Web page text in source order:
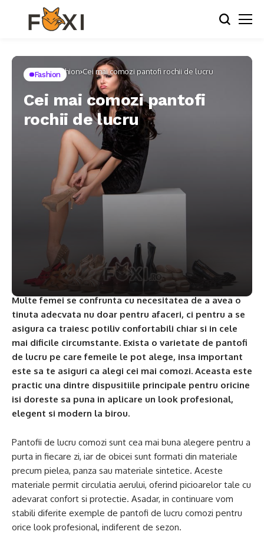
Home Fashion Cei mai comozi pantofi rochii de lucru
Fashion
Cei mai comozi pantofi
rochii de lucru
Multe femei se confrunta cu necesitatea de a avea o
tinuta adecvata nu doar pentru afaceri, ci pentru a se
asigura ca traiesc potiliv confortabili chiar si in cele
mai dificile circumstante. Exista o varietate de pantofi
de lucru pe care femeile le pot alege, insa important
este sa te asiguri ca alegi cei mai comozi. Aceasta este
practic una dintre dispusitiile principale pentru oricine
isi doreste sa puna in aplicare un look profesional,
elegent si modern la birou.
Pantofii de lucru comozi sunt cea mai buna alegere pentru a
purta in fiecare zi, iar de obicei sunt formati din materiale
precum pielea, panza sau materiale sintetice. Aceste
materiale permit circulatia aerului, oferind picioarelor tale cu
adevarat confort si protectie. Asadar, in continuare vom
stabili diferite exemple de pantofi de lucru comozi pentru
orice look profesional, indiferent de sezon.